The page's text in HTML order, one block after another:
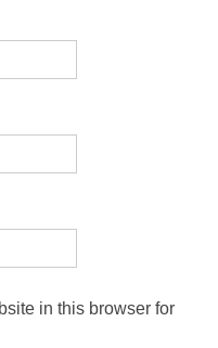
in this browser for